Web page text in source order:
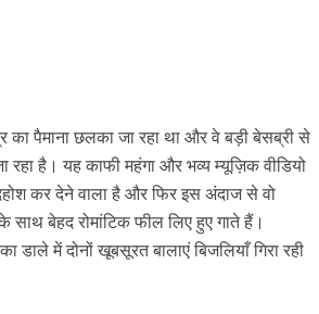
पैमाना छलका जा रहा था और वे बड़ी बेसब्री से
रहा है। यह काफी महंगा और भव्य म्यूज़िक वीडियो
कर देने वाला है और फिर इस अंदाज से वो
साथ बेहद रोमांटिक फील लिए हुए गाते हैं।
में दोनों खूबसूरत बालाएं बिजलियाँ गिरा रही